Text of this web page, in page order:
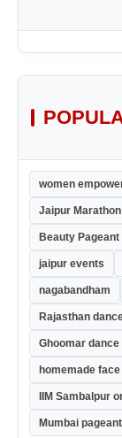
women
Jaipur Marathon
Beauty
jaipur events
nagabandham
Rajasthan
Ghoomar dance
homemade
IIM Sambalpur
Mumbai